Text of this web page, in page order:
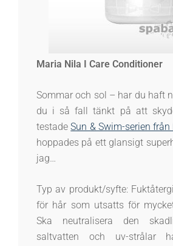
Maria Nila I Care Conditioner
Sommar och sol – har du haft
du i så fall tänkt på att
testadeSun & Swim-serien
hoppades på ett glansigt
jag…
Typ av produkt/syfte:
för hår som utsatts för
Ska neutralisera den
saltvatten och uv-strålar